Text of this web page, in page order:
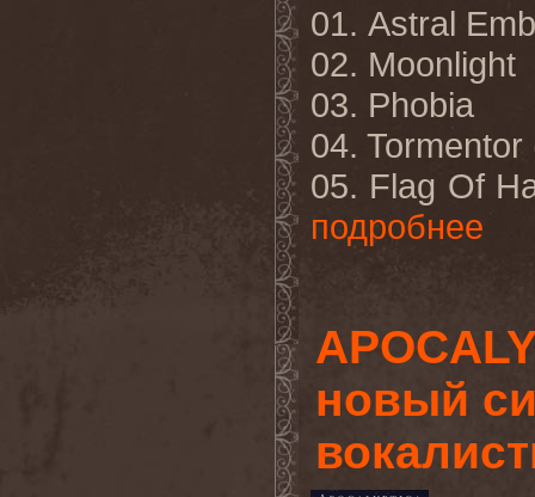
01. Astral
02. Moonlight
03. Phobia
04.
05. Flag Of
подробнее
новый